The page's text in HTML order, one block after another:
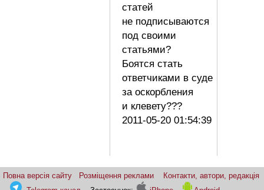
статей
не подписываются
под своими
статьями?
Боятся стать
ответчиками в суде
за оскорбления
и клевету???
2011-05-20 01:54:39
Повна версія сайту Розміщення реклами
Контакти, автори, редакція